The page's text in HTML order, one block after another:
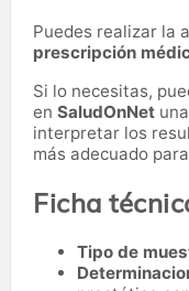
Puedes realizar la
prescripción
Si lo necesitas,
en SaludOnNet
interpretar los
más adecuado
Ficha
Tipo de